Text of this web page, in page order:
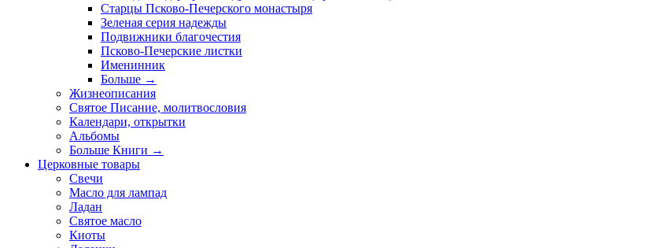
Старцы Псково-Печерского монастыря
Зеленая серия надежды
Подвижники благочестия
Псково-Печерские листки
Именинник
Больше →
Жизнеописания
Святое Писание, молитвословия
Календари, открытки
Альбомы
Больше Книги →
Церковные товары
Свечи
Масло для лампад
Ладан
Святое масло
Киоты